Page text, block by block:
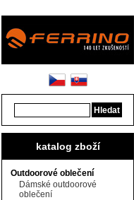
katalog zboží
Outdoorové oblečení
Dámské outdoorové
oblečení